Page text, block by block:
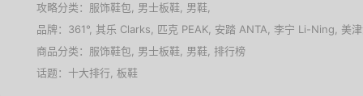
攻略分类： 服饰鞋包 男士板鞋 男鞋
品牌： 361°, 其乐 Clarks 匹克 PEAK 安踏 ANTA 李宁 Li-Ning
美
商品分类： 服饰鞋包 男士板鞋 男鞋 排行榜
话题： 十大排行 板鞋